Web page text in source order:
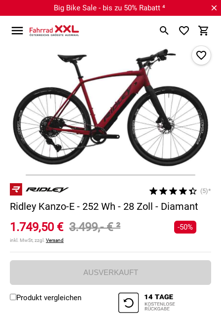
Big Bike Sale - bis zu 50% Rabatt ⁴
(5)*
Ridley Kanzo-E - 252 Wh - 28 Zoll - Diamant
1.749,50 € 3.499,- €²
inkl. MwSt, zzgl. Versand
-50%
AUSVERKAUFT
Produkt vergleichen